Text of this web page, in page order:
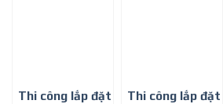
Thi công lắp đặt
Thi công lắp đặt